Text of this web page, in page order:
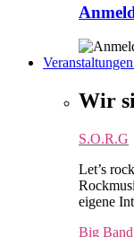
Wir
S.O.R.G
Let’s
eigene
Big Band